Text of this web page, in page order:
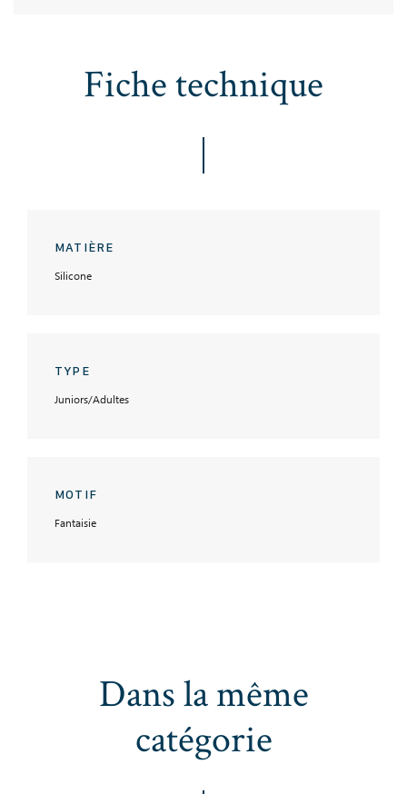
Fiche technique
MATIÈRE
Silicone
TYPE
Juniors/Adultes
MOTIF
Fantaisie
Dans la même
catégorie